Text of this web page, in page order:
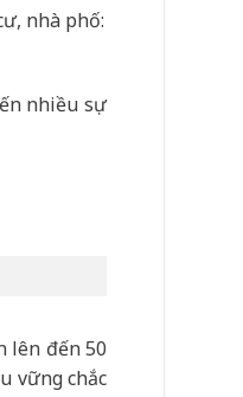
nhà phố:
nhiều sự
lên đến 50
vững chắc